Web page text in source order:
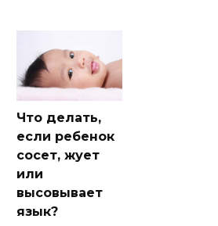
Что делать,
если ребенок
сосет, жует
или
высовывает
язык?